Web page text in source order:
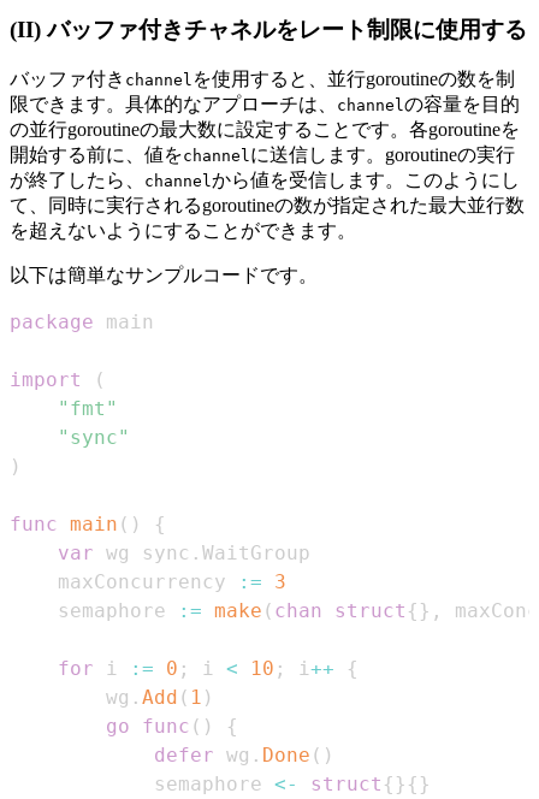
(II) バッファ付きチャネルをレート制限に使用する
バッファ付き channel を使用すると、並行goroutineの数を制
限できます。具体的なアプローチは、
channelの容量を目的
の並行goroutineの最大数に設定することです。各goroutineを
開始する前に、値をchannelに送信します。goroutineの実行
が終了したら、
channelから値を受信します。このようにし
て、同時に実行されるgoroutineの数が指定された最大並行数
を超えないようにすることができます。
以下は簡単なサンプルコードです。
package
import
(
"fmt"
"sync"
)
func main ( )
{
var wg sync .
    maxConcurrency
:=
3
    semaphore
:= make ( chan struct { } ,
for i := 0 ; i < 10 ; i++
{
        wg
. Add ( 1 )
go
func ( )
{
defer wg . Done ( )
            semaphore
<- struct { } { }